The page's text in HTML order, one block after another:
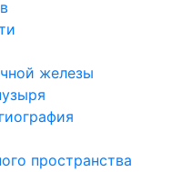
железы
пространства